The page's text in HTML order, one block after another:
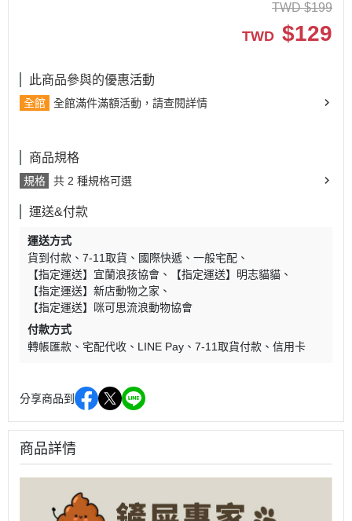
TWD $199
TWD $129
此商品參與的優惠活動
全館 全館滿件滿額活動，請查閱詳情
商品規格
規格 共 2 種規格可選
運送&付款
運送方式
貨到付款
7-11取貨 國際快遞
一般宅配
【指定運送】宜蘭浪孩協會
【指定運送】明志貓貓
【指定運送】新店動物之家
【指定運送】咪可思流浪動物協會
付款方式
轉帳匯款
宅配代收 LINE Pay 7-11取貨付款 信用卡
分享商品到
商品詳情